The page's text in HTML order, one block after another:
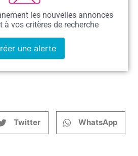
les nouvelles annonces
à vos critères de recherche
une alerte
Twitter WhatsApp